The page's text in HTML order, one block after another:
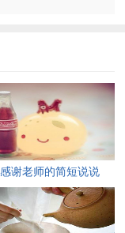
难忘的日子里，让我
人幸福！
荣。祝福祖国68岁
子子孙孙的成长。祝
谢老师的简短说说